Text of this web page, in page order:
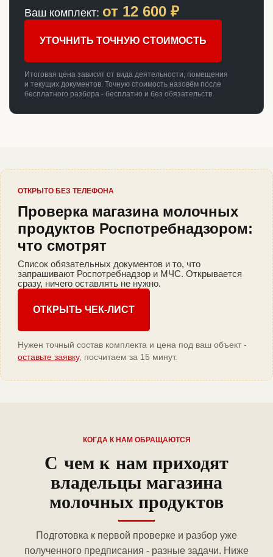
Ваш комплект: от 12 600 ₽
УТОЧНИТЬ ТОЧНУЮ СТОИМОСТЬ
Итоговая цена зависит от вида деятельности, помещения
и текущих документов. Точную стоимость назовём после
бесплатного разбора - бесплатно и без обязательств.
ОТКРЫТО БЕЗ ТЕЛЕФОНА
Проверка магазина молочных
продуктов Роспотребнадзором:
что смотрят
Список обязательных документов и то, что
запрашивают Роспотребнадзор и МЧС. Открывается
сразу, ничего оставлять не нужно.
ОТКРЫТЬ ЧЕК-ЛИСТ
Нужен точный состав комплекта и цена под ваш объект -
оставьте заявку, посчитаем за 15 минут.
КОГДА К НАМ ОБРАЩАЮТСЯ
С чем к нам приходят
владельцы магазина
молочных продуктов
Подготовка к первой проверке и разбор уже
полученного предписания - разные задачи. Ниже